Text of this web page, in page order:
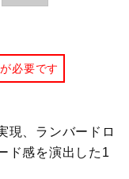
必要です
現、ランバードロ
ド感を演出した1